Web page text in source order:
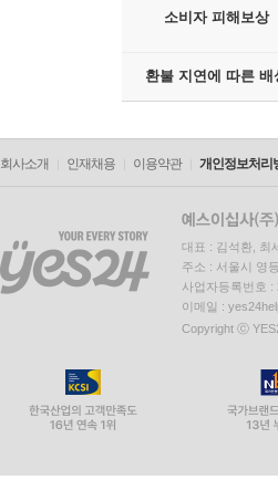
소비자 피해보상
환불 지연에 따른 배
회사소개 인재채용 이용약관 개인정보처리
대표 : 김석환, 최
주소 : 서울시 영
사업자등록번호
이메일 :
Copyright ⓒ